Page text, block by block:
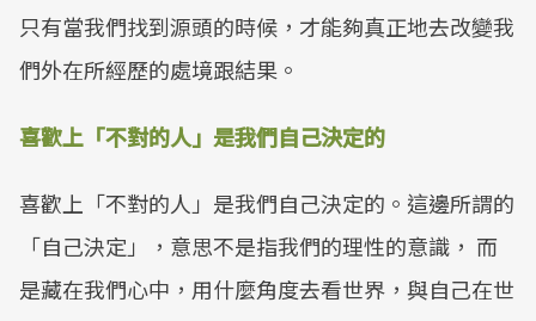
只有當我們找到源頭的時候，才能夠真正地去改變我
們外在所經歷的處境跟結果。
喜歡上「不對的人」是我們自己決定的
喜歡上「不對的人」是我們自己決定的。這邊所謂的
「自己決定」，意思不是指我們的理性的意識， 而
是藏在我們心中，用什麼角度去看世界，與自己在世